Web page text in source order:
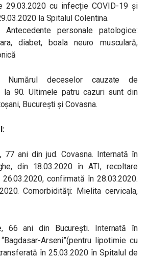
29.03.2020 cu infecție COVID-19 și
la Spitalul Colentina.
Antecedente personale patologice:
diabet, boala neuro musculară,
Numărul deceselor cauzate de
la 90. Ultimele patru cazuri sunt din
București și Covasna.
77 ani din jud. Covasna. Internată în
din 18.03.2020 în ATI, recoltare
confirmată în 28.03.2020.
Comorbidități: Mielita cervicala,
66 ani din București. Internată în
Arseni”(pentru lipotimie cu
în 25.03.2020 în Spitalul de